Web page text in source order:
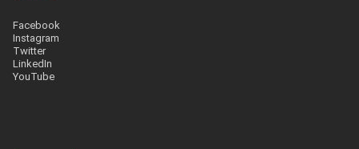
Facebook
Instagram
Twitter
LinkedIn
YouTube